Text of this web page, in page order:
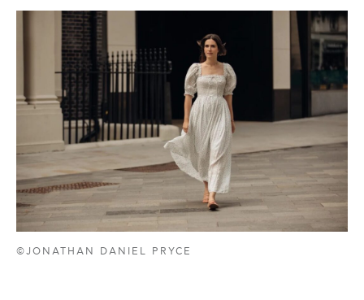
©JONATHAN DANIEL PRYCE